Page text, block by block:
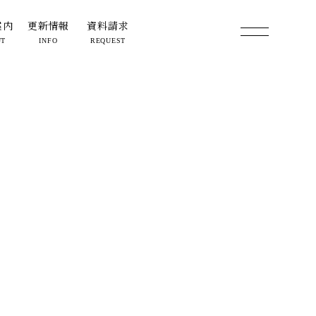
内 更新情報
INFO
資料請求
REQUEST